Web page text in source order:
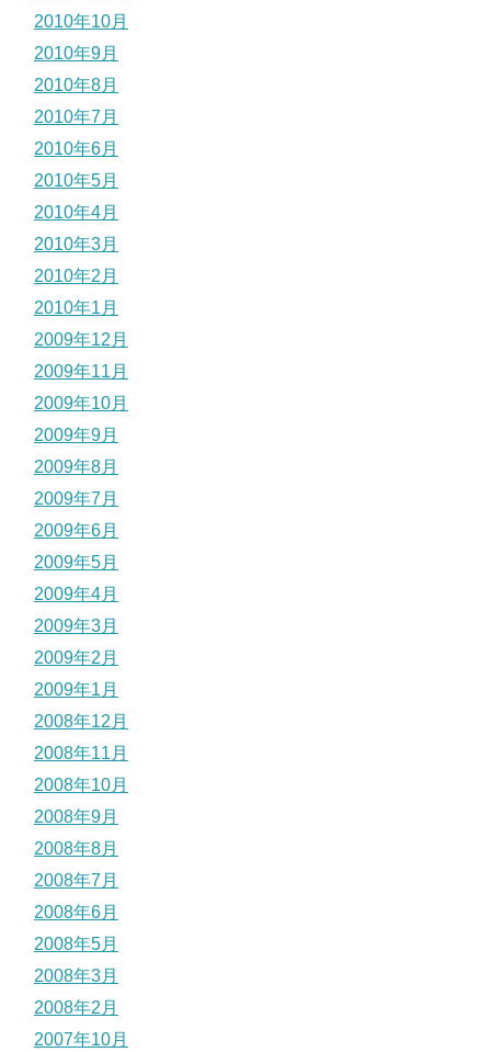
2010年10月
2010年9月
2010年8月
2010年7月
2010年6月
2010年5月
2010年4月
2010年3月
2010年2月
2010年1月
2009年12月
2009年11月
2009年10月
2009年9月
2009年8月
2009年7月
2009年6月
2009年5月
2009年4月
2009年3月
2009年2月
2009年1月
2008年12月
2008年11月
2008年10月
2008年9月
2008年8月
2008年7月
2008年6月
2008年5月
2008年3月
2008年2月
2007年10月